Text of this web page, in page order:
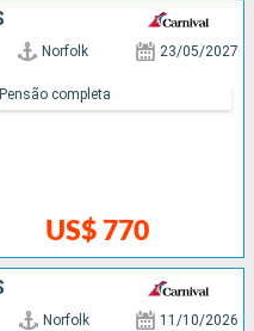
Norfolk 23/05/2027
US$ 770
Pensão completa
Norfolk 11/10/2026